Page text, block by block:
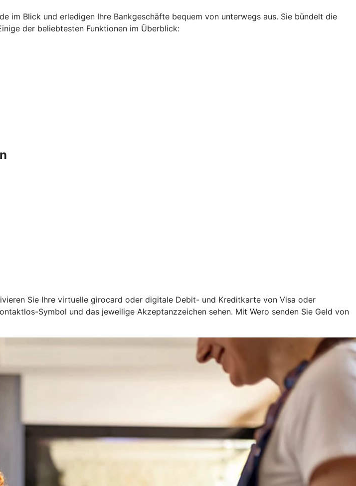
im Blick und erledigen Ihre Bankgeschäfte bequem von unterwegs aus. Sie bündelt die
der beliebtesten Funktionen im Überblick:
Sie Ihre virtuelle girocard oder digitale Debit- und Kreditkarte von Visa oder
Symbol und das jeweilige Akzeptanzzeichen sehen. Mit Wero senden Sie Geld von